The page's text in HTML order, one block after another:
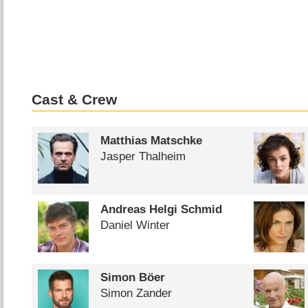
Cast & Crew
Matthias Matschke
Jasper Thalheim
Andreas Helgi Schmid
Daniel Winter
Simon Böer
Simon Zander